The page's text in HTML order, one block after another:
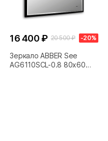
16 400 ₽ 20 500 ₽ -20%
Зеркало ABBER See
AG6110SCL-0.8 80x60